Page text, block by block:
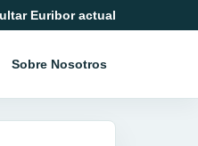
Euribor actual
Sobre Nosotros